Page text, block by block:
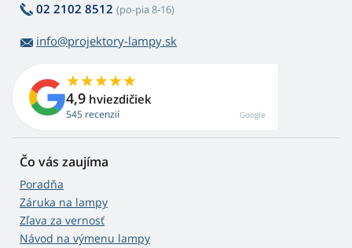
02 2102 8512 (po-pia 8-16)
info@projektory-lampy.sk
4,9 hviezdičiek
545 recenzií Google
Čo vás zaujíma
Poradňa
Záruka na lampy
Zľava za vernosť
Návod na výmenu lampy